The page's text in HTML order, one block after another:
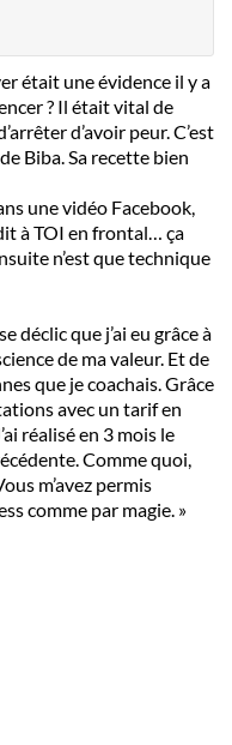
était une évidence il y a
? Il était vital de
d’avoir peur. C’est
Biba. Sa recette bien
une vidéo Facebook,
à TOI en frontal… ça
n’est que technique
déclic que j’ai eu grâce à
de ma valeur. Et de
que je coachais. Grâce
avec un tarif en
réalisé en 3 mois le
Comme quoi,
m’avez permis
comme par magie. »